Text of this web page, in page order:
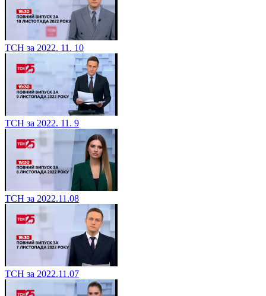
ТСН за 2022. 11. 10
ТСН за 2022. 11. 9
ТСН за 2022.11.08
ТСН за 2022.11.07